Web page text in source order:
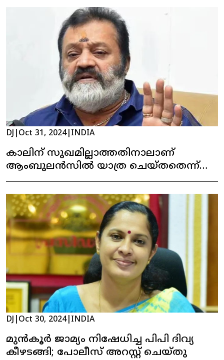
DJ Oct 31, 2024| INDIA
കാലിന് സുഖമില്ലാത്തതിനാലാണ്
ആംബുലൻസിൽ യാത്ര ചെയ്തതെന്ന്
സുരേഷ് ഗോപി; കേസെടുക്കാൻ
വെല്ലുവിളിച്ചപ്പോൾ, 'സി.ബി.ഐയെ
വിളിക്കാൻ നിങ്ങൾക്ക് ധൈര്യമുണ്ടോ?'
DJ Oct 30, 2024| INDIA
മുൻകൂർ ജാമ്യം നിഷേധിച്ച പിപി ദിവ്യ
കീഴടങ്ങി; പോലീസ് അറസ്റ്റ് ചെയ്തു